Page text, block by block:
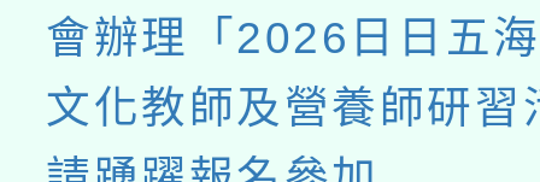
會辦理「2026日日五
文化教師及營養師研習